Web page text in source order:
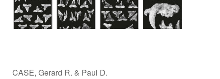
CASE, Gerard R. & Paul D.